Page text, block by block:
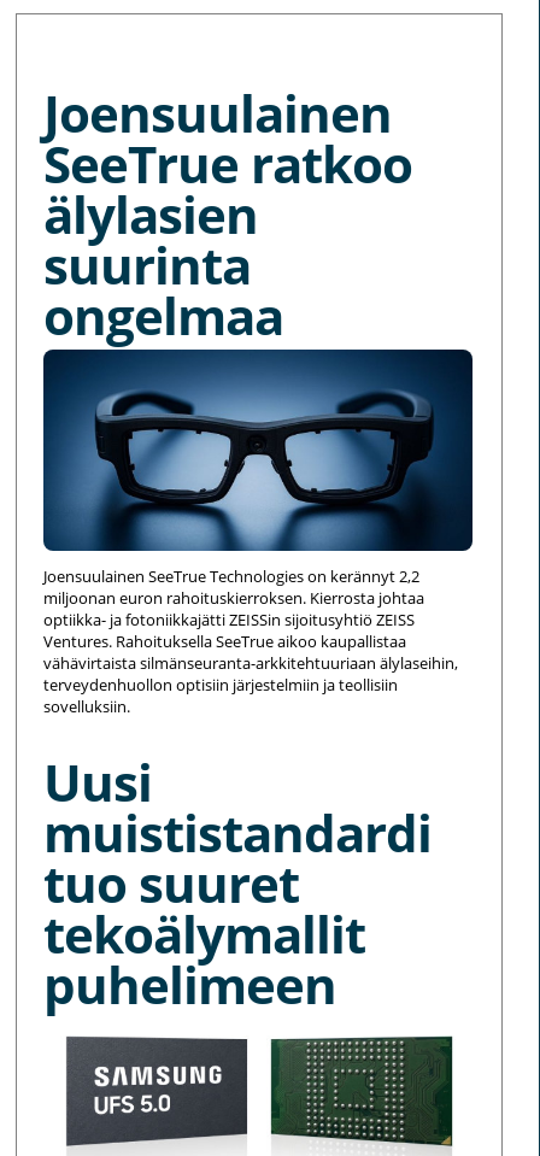
Joensuulainen
SeeTrue ratkoo
älylasien
suurinta
ongelmaa
Joensuulainen SeeTrue Technologies on kerännyt 2,2
miljoonan euron rahoituskierroksen. Kierrosta johtaa
optiikka- ja fotoniikkajätti ZEISSin sijoitusyhtiö ZEISS
Ventures. Rahoituksella SeeTrue aikoo kaupallistaa
vähävirtaista silmänseuranta-arkkitehtuuriaan älylaseihin,
terveydenhuollon optisiin järjestelmiin ja teollisiin
sovelluksiin.
Uusi
muististandardi
tuo suuret
tekoälymallit
puhelimeen